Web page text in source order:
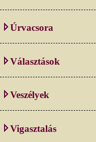
Úrvacsora
Választások
Veszélyek
Vigasztalás